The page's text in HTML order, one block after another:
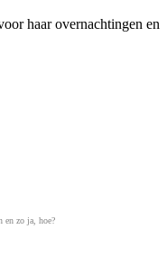
haar overnachtingen en
en zo ja, hoe?